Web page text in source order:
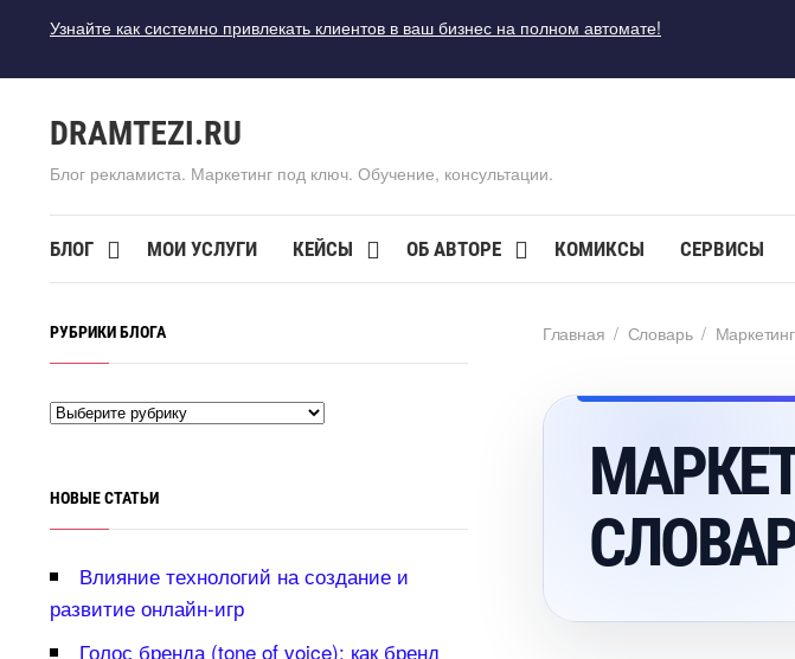
Узнайте как системно привлекать клиентов в ваш бизнес на полном автомате!
DRAMTEZI.RU
Блог рекламиста. Маркетинг под ключ. Обучение, консультации.
БЛОГ МОИ УСЛУГИ КЕЙСЫ ОБ АВТОРЕ КОМИКСЫ СЕРВИСЫ
Главная / Словарь/
РУБРИКИ БЛОГА
НОВЫЕ СТАТЬИ
лияние технологий на создание и
развитие онлайн-игр
Голос бренда (tone of voice): как бренд